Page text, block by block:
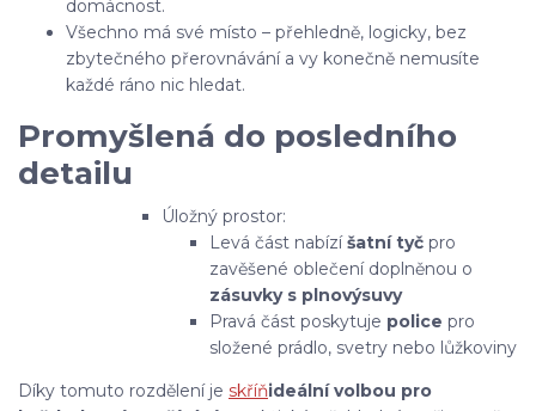
domácnost.
Všechno má své místo – přehledně, logicky, bez
zbytečného přerovnávání a vy konečně nemusíte
každé ráno nic hledat.
Promyšlená do posledního
detailu
Úložný prostor:
Levá část nabízíšatní tyč pro
zavěšené oblečení doplněnou o
zásuvky s plnovýsuvy
Pravá část poskytuje police pro
složené prádlo, svetry nebo lůžkoviny
Díky tomuto rozdělení je skříňideální volbou pro